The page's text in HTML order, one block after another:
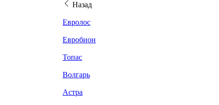
Назад
Евролос
Евробион
Топас
Волгарь
Астра